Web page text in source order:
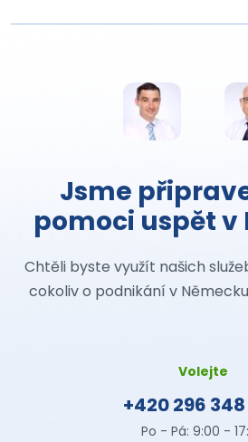
Jsme
pomoci uspět v
Chtěli byste využít našich
cokoliv o podnikání v
Volejte
+420 296
Po - Pá: 9:00 -